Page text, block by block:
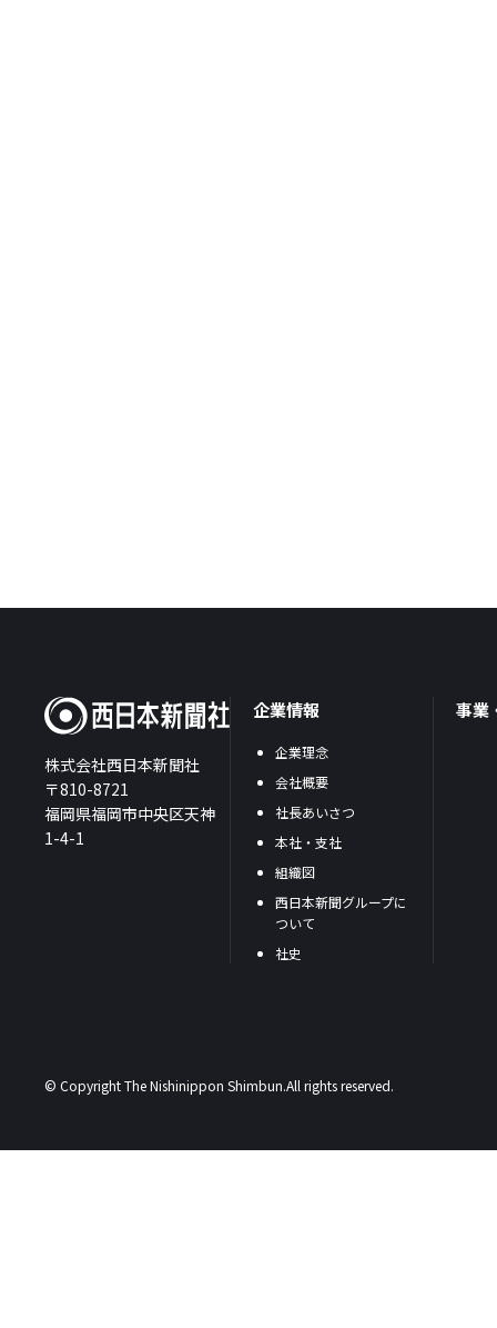
株式会社西日本新聞社
〒810-8721
福岡県福岡市中央区天神
1-4-1
企業情報
企業理念
会社概要
社長あいさつ
本社・支社
組織図
西日本新聞グループに
ついて
社史
事業
© Copyright The Nishinippon Shimbun.All rights reserved.